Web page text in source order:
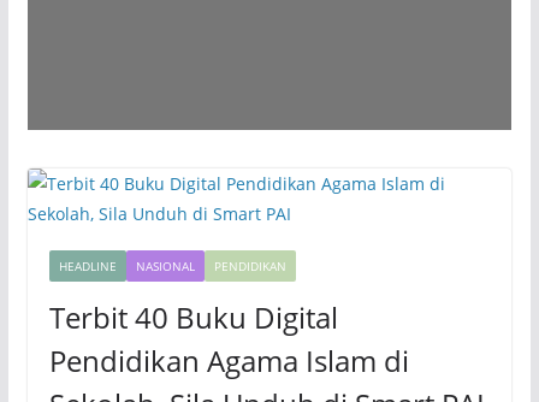
HEADLINE NASIONAL PENDIDIKAN
Terbit 40 Buku Digital
Pendidikan Agama Islam di